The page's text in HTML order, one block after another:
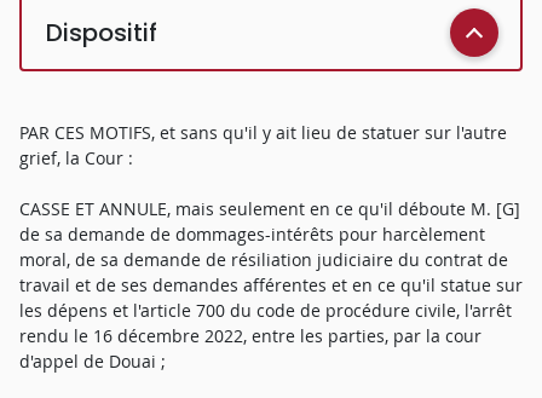
Dispositif
PAR CES MOTIFS, et sans qu'il y ait lieu de statuer sur l'autre
grief, la Cour :
CASSE ET ANNULE, mais seulement en ce qu'il déboute M. [G]
de sa demande de dommages-intérêts pour harcèlement
moral, de sa demande de résiliation judiciaire du contrat de
travail et de ses demandes afférentes et en ce qu'il statue sur
les dépens et l'article 700 du code de procédure civile, l'arrêt
rendu le 16 décembre 2022, entre les parties, par la cour
d'appel de Douai ;